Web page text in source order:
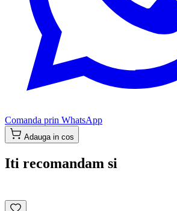
Comanda prin WhatsApp
Adauga in cos
Iti recomandam si